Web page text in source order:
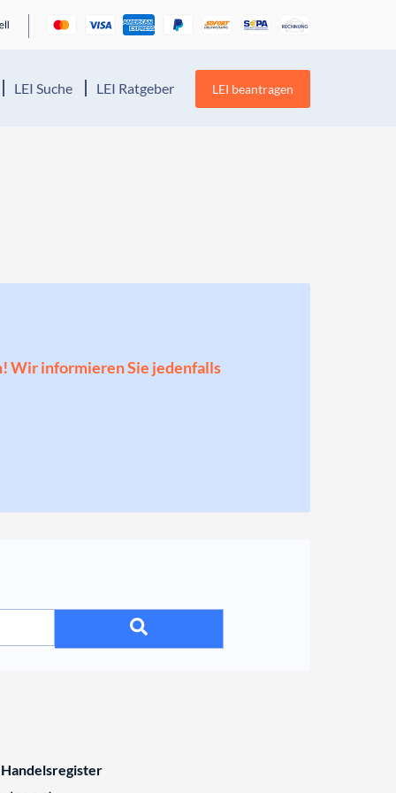
LEI Suche LEI Ratgeber LEI beantragen
Wir informieren Sie jedenfalls